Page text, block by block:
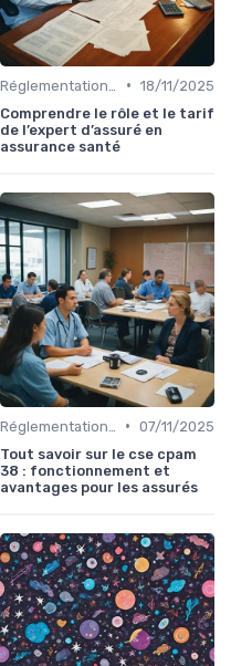
• 18/11/2025
Comprendre le rôle et le tarif
de l’expert d’assuré en
assurance santé
• 07/11/2025
Tout savoir sur le cse cpam
38 : fonctionnement et
avantages pour les assurés